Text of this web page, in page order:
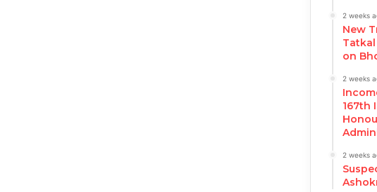
2 weeks
New
on
2 weeks
167th
2 weeks